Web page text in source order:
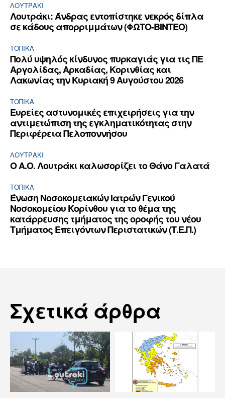
ΛΟΥΤΡΆΚΙ
Λουτράκι: Άνδρας εντοπίστηκε νεκρός δίπλα
σε κάδους απορριμμάτων (ΦΩΤΟ-ΒΙΝΤΕΟ)
ΤΟΠΙΚΑ
Πολύ υψηλός κίνδυνος πυρκαγιάς για τις ΠΕ
Αργολίδας, Αρκαδίας, Κορινθίας και
Λακωνίας την Κυριακή 9 Αυγούστου 2026
ΤΟΠΙΚΑ
Ευρείες αστυνομικές επιχειρήσεις για την
αντιμετώπιση της εγκληματικότητας στην
Περιφέρεια Πελοποννήσου
ΛΟΥΤΡΆΚΙ
Ο Α.Ο. Λουτράκι καλωσορίζει το Θάνο Γαλατά
ΤΟΠΙΚΑ
Ένωση Νοσοκομειακών Ιατρών Γενικού
Νοσοκομείου Κορίνθου για το θέμα της
κατάρρευσης τμήματος της οροφής του νέου
Τμήματος Επειγόντων Περιστατικών (Τ.Ε.Π.)
Σχετικά άρθρα